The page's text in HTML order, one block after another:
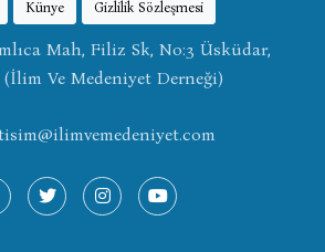
Künye Gizlilik Sözleşmesi
Mah, Filiz Sk, No:3 Üsküdar,
Ve Medeniyet Derneği)